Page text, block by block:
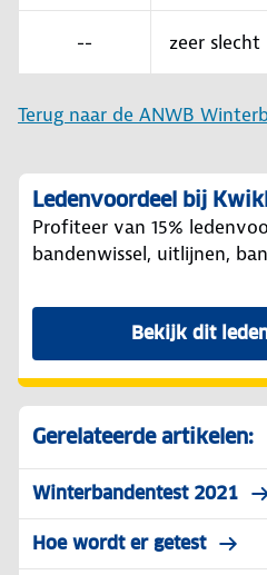
-- zeer slecht
Terug naar de ANWB
Ledenvoordeel bij
Profiteer van 15%
bandenwissel, uitlijnen,
Bekijk dit
Gerelateerde artikelen:
Winterbandentest 2021
Hoe wordt er getest